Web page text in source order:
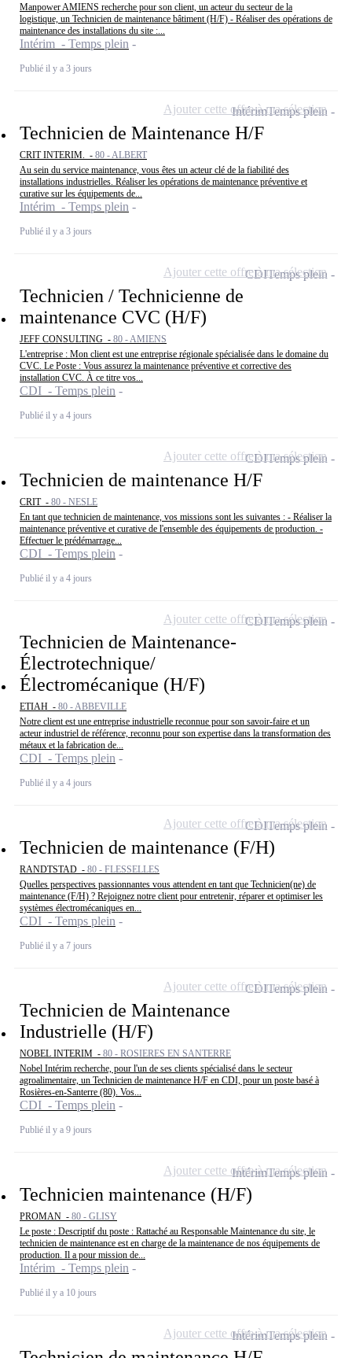
Manpower AMIENS recherche pour son client, un acteur du secteur de la
logistique, un Technicien de maintenance bâtiment (H/F) - Réaliser des opérations de
maintenance des installations du site :...
Intérim - Temps plein
Publié il y a 3 jours
Technicien de Maintenance H/F
CRIT INTERIM. - 80 - ALBERT
Au sein du service maintenance, vous êtes un acteur clé de la fiabilité des
installations industrielles. Réaliser les opérations de maintenance préventive et
curative sur les équipements de...
Intérim - Temps plein
Publié il y a 3 jours
IntérimTemps plein
Ajouter cette offre à ma sélection
Technicien / Technicienne de
maintenance CVC (H/F)
JEFF CONSULTING - 80 - AMIENS
L'entreprise : Mon client est une entreprise régionale spécialisée dans le domaine du
CVC. Le Poste : Vous assurez la maintenance préventive et corrective des
installation CVC. À ce titre vos...
CDI - Temps plein
Publié il y a 4 jours
CDITemps plein
Ajouter cette offre à ma sélection
Technicien de maintenance H/F
CRIT - 80 - NESLE
En tant que technicien de maintenance, vos missions sont les suivantes : - Réaliser la
maintenance préventive et curative de l'ensemble des équipements de production. -
Effectuer le prédémarrage...
CDI - Temps plein
Publié il y a 4 jours
CDITemps plein
Ajouter cette offre à ma sélection
Technicien de Maintenance-
Électrotechnique/
Électromécanique (H/F)
ETIAH - 80 - ABBEVILLE
Notre client est une entreprise industrielle reconnue pour son savoir-faire et un
acteur industriel de référence, reconnu pour son expertise dans la transformation des
métaux et la fabrication de...
CDI - Temps plein
Publié il y a 4 jours
CDITemps plein
Ajouter cette offre à ma sélection
Technicien de maintenance (F/H)
RANDTSTAD - 80 - FLESSELLES
Quelles perspectives passionnantes vous attendent en tant que Technicien(ne) de
maintenance (F/H) ? Rejoignez notre client pour entretenir, réparer et optimiser les
systèmes électromécaniques en...
CDI - Temps plein
Publié il y a 7 jours
CDITemps plein
Ajouter cette offre à ma sélection
Technicien de Maintenance
Industrielle (H/F)
NOBEL INTERIM - 80 - ROSIERES EN SANTERRE
Nobel Intérim recherche, pour l'un de ses clients spécialisé dans le secteur
agroalimentaire, un Technicien de maintenance H/F en CDI, pour un poste basé à
Rosières-en-Santerre (80). Vos...
CDI - Temps plein
Publié il y a 9 jours
CDITemps plein
Ajouter cette offre à ma sélection
Technicien maintenance (H/F)
PROMAN - 80 - GLISY
Le poste : Descriptif du poste : Rattaché au Responsable Maintenance du site, le
technicien de maintenance est en charge de la maintenance de nos équipements de
production. Il a pour mission de...
Intérim - Temps plein
Publié il y a 10 jours
IntérimTemps plein
Ajouter cette offre à ma sélection
IntérimTemps plein
Ajouter cette offre à ma sélection